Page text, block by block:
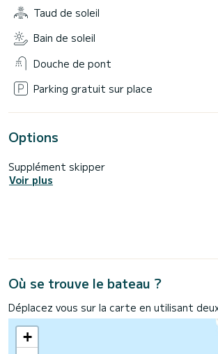
Taud de soleil
Bain de soleil
Douche de pont
Parking gratuit sur place
Options
Supplément skipper
Voir plus
Où se trouve le bateau ?
Déplacez vous sur la carte en utilisant
+